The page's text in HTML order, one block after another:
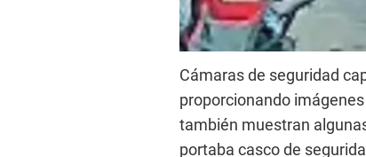
Cámaras de seguridad
proporcionando
también muestran
portaba casco de